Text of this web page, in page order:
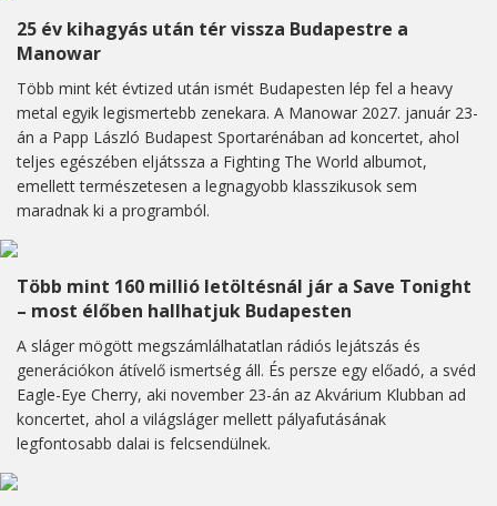
25 év kihagyás után tér vissza Budapestre a
Manowar
Több mint két évtized után ismét Budapesten lép fel a heavy
metal egyik legismertebb zenekara. A Manowar 2027. január 23-
án a Papp László Budapest Sportarénában ad koncertet, ahol
teljes egészében eljátssza a Fighting The World albumot,
emellett természetesen a legnagyobb klasszikusok sem
maradnak ki a programból.
Több mint 160 millió letöltésnál jár a Save Tonight
– most élőben hallhatjuk Budapesten
A sláger mögött megszámlálhatatlan rádiós lejátszás és
generációkon átívelő ismertség áll. És persze egy előadó, a svéd
Eagle-Eye Cherry, aki november 23-án az Akvárium Klubban ad
koncertet, ahol a világsláger mellett pályafutásának
legfontosabb dalai is felcsendülnek.